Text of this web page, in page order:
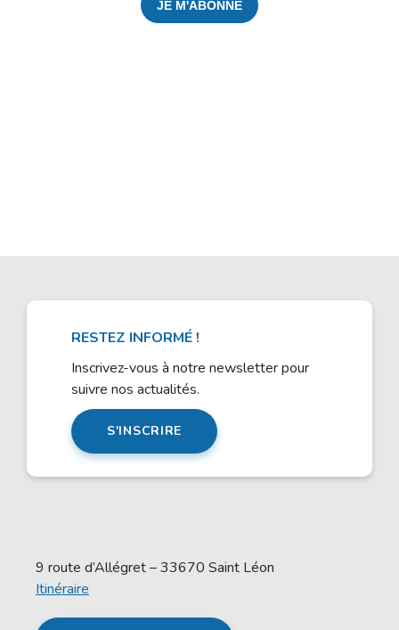
RESTEZ INFORMÉ !
Inscrivez-vous à notre newsletter pour
suivre nos actualités.
S'INSCRIRE
9 route d’Allégret – 33670 Saint Léon
Itinéraire